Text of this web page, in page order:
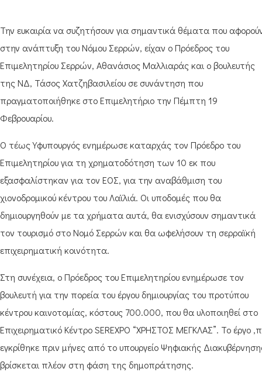
Την ευκαιρία να συζητήσουν για σημαντικά θέματα που
στην ανάπτυξη του Νόμου Σερρών, είχαν ο Πρόεδρος του
Επιμελητηρίου Σερρών, Αθανάσιος Μαλλιαράς και ο βουλευτής
της ΝΔ, Τάσος Χατζηβασιλείου σε συνάντηση που
πραγματοποιήθηκε στο Επιμελητήριο την Πέμπτη 19
Φεβρουαρίου.
Ο τέως Υφυπουργός ενημέρωσε καταρχάς τον Πρόεδρο του
Επιμελητηρίου για τη χρηματοδότηση των 10 εκ που
εξασφαλίστηκαν για τον ΕΟΣ, για την αναβάθμιση του
χιονοδρομικού κέντρου του Λαϊλιά. Οι υποδομές που θα
δημιουργηθούν με τα χρήματα αυτά, θα ενισχύσουν σημαντικά
τον τουρισμό στο Νομό Σερρών και θα ωφελήσουν τη σερραϊκή
επιχειρηματική κοινότητα.
Στη συνέχεια, ο Πρόεδρος του Επιμελητηρίου ενημέρωσε τον
βουλευτή για την πορεία του έργου δημιουργίας του προτύπου
κέντρου καινοτομίας, κόστους 700.000, που θα υλοποιηθεί στο
Επιχειρηματικό Κέντρο SEREXPO “ΧΡΗΣΤΟΣ ΜΕΓΚΛΑΣ”. Το έργο
εγκρίθηκε πριν μήνες από το υπουργείο Ψηφιακής
βρίσκεται πλέον στη φάση της δημοπράτησης.